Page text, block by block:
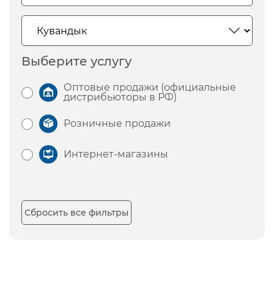
Выберите услугу
Оптовые продажи (официальные
дистрибьюторы в РФ)
Розничные продажи
Интернет-магазины
Сбросить все фильтры